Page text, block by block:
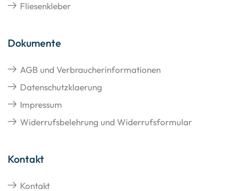
Fliesenkleber
Dokumente
AGB und Verbraucherinformationen
Datenschutzklaerung
Impressum
Widerrufsbelehrung und Widerrufsformular
Kontakt
Kontakt